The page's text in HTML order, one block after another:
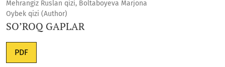
Mehrangiz Ruslan qizi, Boltaboyeva Marjona
Oybek qizi (Author)
SO’ROQ GAPLAR
PDF